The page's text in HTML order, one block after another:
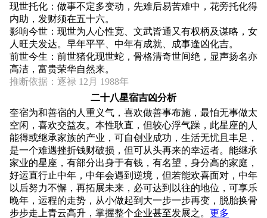
现世托化：做事不定多变动，先难后易苦难中，花旁托化得
内助，发财须在五十六。
影响今世：现世为人心性宽、文武皆通又有权柄及谋略，女
人旺夫发达。早年平平、中年有成就、成事逢凶化吉。
前世今生：前世猪化现世蛇，骨格清奇世间绝，显声扬名亦
高洁，富贵荣华自然来。
推断依据：逐禄 12月 1988年
二十八星宿吉凶分析
奎宿为和善宿的人重义气，喜欢做善事布施，最怕无事做太
空闲，喜欢交益友。本性耿直，但较心浮气躁，此星座的人
能得或继承家族的产业，可自创业成功，生活无忧且丰足，
是一个难遇挫折钱财破损，但可从头再来的幸运者。能继承
家业的星座，有部分出身于有钱，有名望，身分高的家庭，
好运直行止中年，中年会遇到逆境，但若能欢喜面对，中年
以后努力不懈，再拓展未来，必可达到以往的地位，可享乐
晚年，运程的走势，从小做起到大一步一步再变，脱胎换骨
步步走上青云高升，掌握整个企业甚至发展之。 更多